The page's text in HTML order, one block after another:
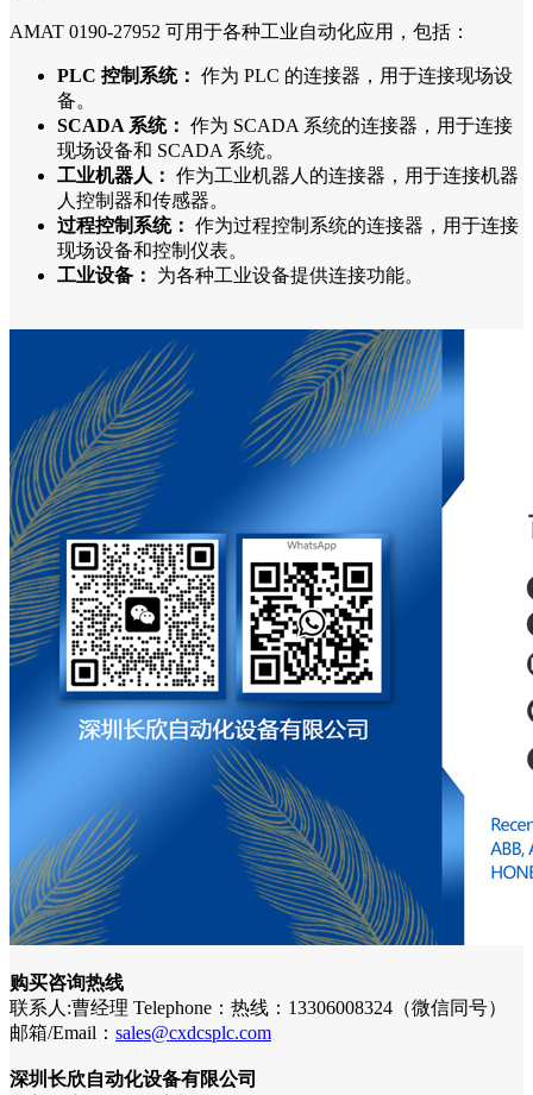
AMAT 0190-27952 可用于各种工业自动化应用，包括：
PLC 控制系统： 作为 PLC 的连接器，用于连接现场设
备。
SCADA 系统： 作为 SCADA 系统的连接器，用于连接
现场设备和 SCADA 系统。
工业机器人： 作为工业机器人的连接器，用于连接机器
人控制器和传感器。
过程控制系统： 作为过程控制系统的连接器，用于连接
现场设备和控制仪表。
工业设备：
为各种工业设备提供连接功能。
购买咨询热线
联系人:曹经理 Telephone：热线：13306008324（微信同号）
邮箱/Email： sales@cxdcsplc.com
深圳长欣自动化设备有限公司